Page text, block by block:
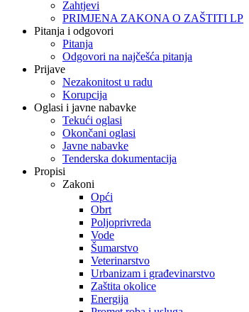
Zahtjevi
PRIMJENA ZAKONA O ZAŠTITI LP
Pitanja i odgovori
Pitanja
Odgovori na najčešća pitanja
Prijave
Nezakonitost u radu
Korupcija
Oglasi i javne nabavke
Tekući oglasi
Okončani oglasi
Javne nabavke
Tenderska dokumentacija
Propisi
Zakoni
Opći
Obrt
Poljoprivreda
Vode
Šumarstvo
Veterinarstvo
Urbanizam i građevinarstvo
Zaštita okolice
Energija